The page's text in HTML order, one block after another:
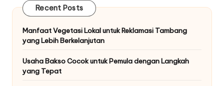
Recent Posts
Manfaat Vegetasi Lokal untuk Reklamasi Tambang
yang Lebih Berkelanjutan
Usaha Bakso Cocok untuk Pemula dengan Langkah
yang Tepat